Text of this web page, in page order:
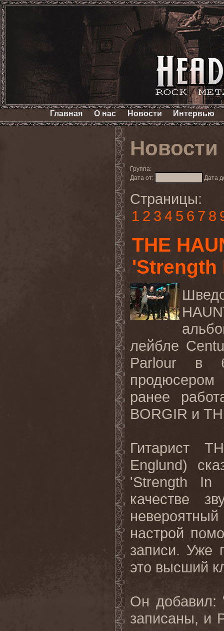
Главная О нас Новости Интервью
Новости
Группа:
Дата от:
Дата
Страницы:
1 2 3 4 5 6 7 8
THE
'Strength
лейбле
Parlour
в
ранее
BORGIR и
Гитарист
Englund)
'Strength
In
качестве
настрой
записи. Уже
это высший
Он добавил:
записаны, и